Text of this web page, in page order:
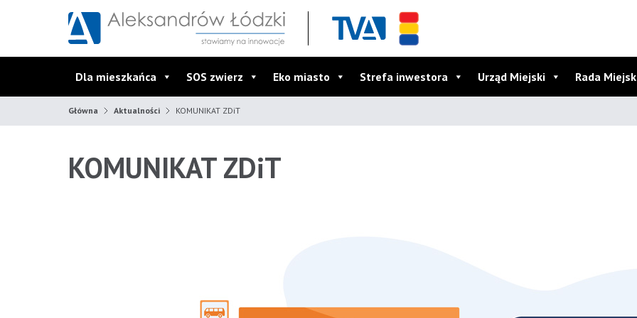
Dla mieszkańca SOS zwierz Eko miasto Strefa inwestora Urząd Miejski Rada
Główna Aktualności KOMUNIKAT ZDiT
KOMUNIKAT ZDiT